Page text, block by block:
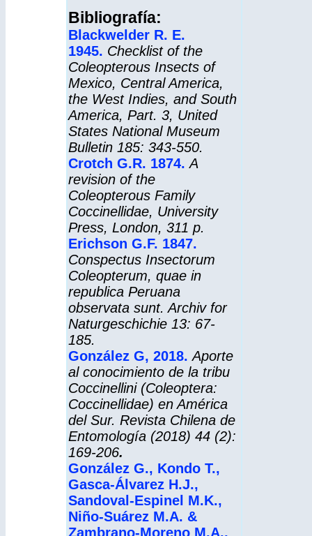
Bibliografía:
Blackwelder R. E.
1945. Checklist of the
Coleopterous Insects of
Mexico, Central America,
the West Indies, and South
America, Part. 3, United
States National Museum
Bulletin185: 343-550.
Crotch G.R. 1874. A
revision of the
Coleopterous Family
Coccinellidae, University
Press, London, 311 p.
Erichson G.F. 1847.
Conspectus Insectorum
Coleopterum, quae in
republica Peruana
observata sunt. Archiv for
Naturgeschichie 13: 67-
185.
González G, 2018. Aporte
al conocimiento de la tribu
Coccinellini (Coleoptera:
Coccinellidae) en América
del Sur. Revista Chilena de
Entomología(2018) 44 (2):
169-206.
González G., Kondo T.,
Gasca-Álvarez H.J.,
Sandoval-Espinel M.K.,
Niño-Suárez M.A. &
Zambrano-Moreno M.A.,